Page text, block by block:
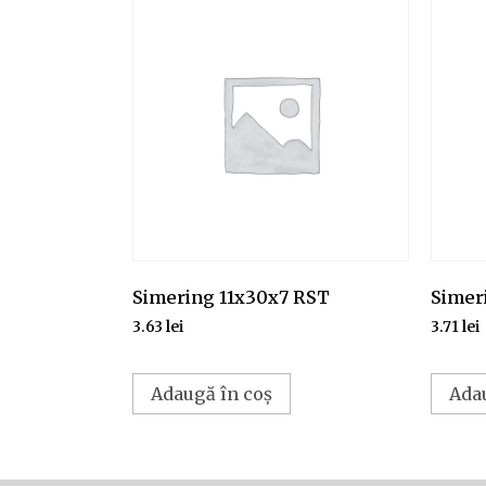
Simering 11x30x7 RST
3.63 lei
Adaugă în coș
3.71lei